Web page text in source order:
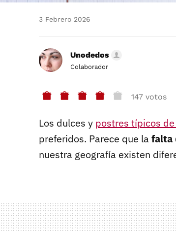
3 Febrero 2026
Unodedos
Colaborador
147 votos
Los dulces y postres típicos
preferidos. Parece que la falta
nuestra geografía existen